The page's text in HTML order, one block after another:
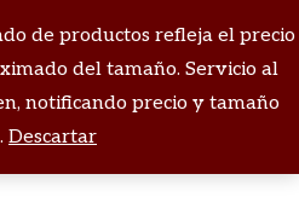
de productos refleja el precio
del tamaño. Servicio al
notificando precio y tamaño
Descartar
Buscar:
aquí: